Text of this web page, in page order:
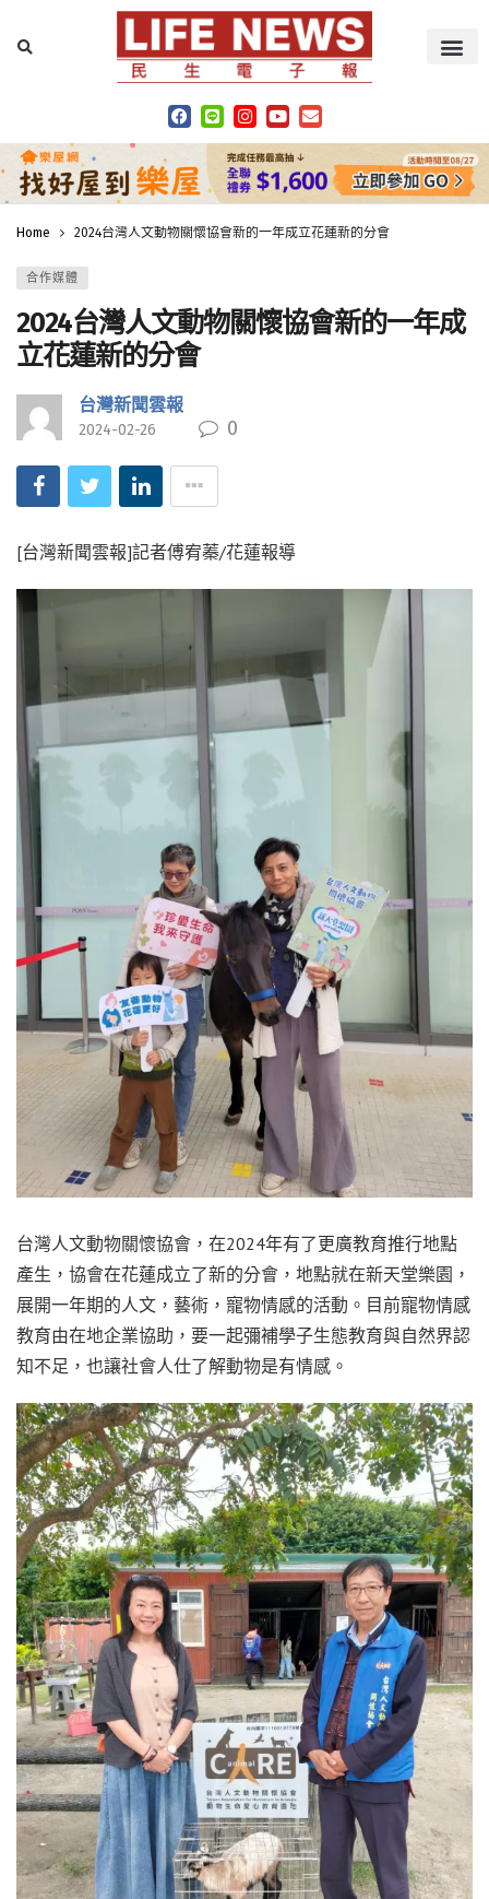
Home 2024台灣人文動物關懷協會新的一年成立花蓮新的分會
合作媒體
2024台灣人文動物關懷協會新的一年成
立花蓮新的分會
台灣新聞雲報
2024-02-26 0
[台灣新聞雲報]記者傅宥蓁/花蓮報導
台灣人文動物關懷協會，在2024年有了更廣教育推行地點
產生，協會在花蓮成立了新的分會，地點就在新天堂樂園，
展開一年期的人文，藝術，寵物情感的活動。目前寵物情感
教育由在地企業協助，要一起彌補學子生態教育與自然界認
知不足，也讓社會人仕了解動物是有情感。